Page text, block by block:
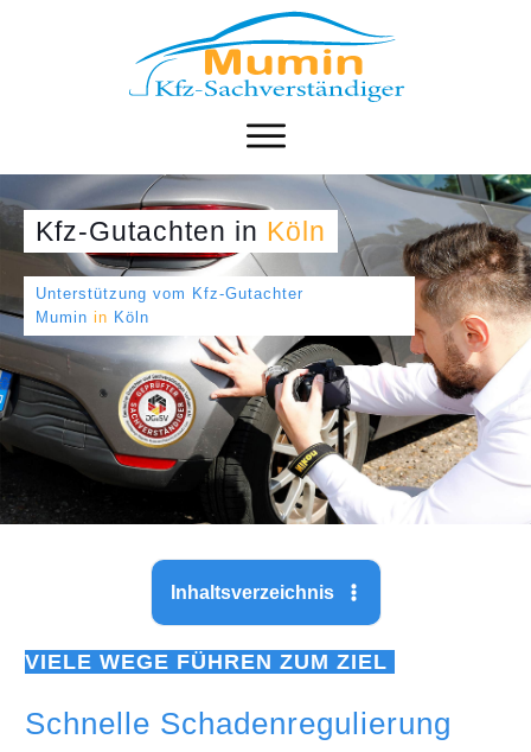
Kfz-Gutachten in Köln
Unterstützung vom Kfz-Gutachter
Mumin in Köln
Inhaltsverzeichnis
VIELE WEGE FÜHREN ZUM ZIEL
Schnelle Schadenregulierung